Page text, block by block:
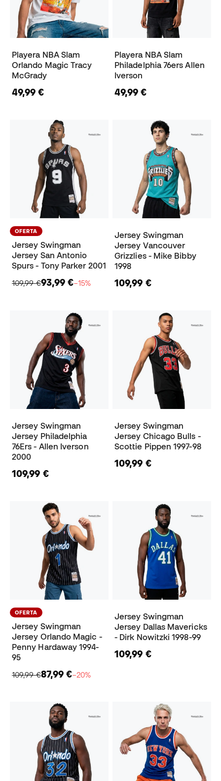
Playera NBA Slam
Orlando Magic Tracy
McGrady
49,99 €
Playera NBA Slam
Philadelphia 76ers Allen
Iverson
49,99 €
OFERTA
Jersey Swingman
Jersey San Antonio
Spurs - Tony Parker 2001
109,99 €93,99 €−15%
Jersey Swingman
Jersey Vancouver
Grizzlies - Mike Bibby
1998
109,99 €
Jersey Swingman
Jersey Philadelphia
76Ers - Allen Iverson
2000
109,99 €
Jersey Swingman
Jersey Chicago Bulls -
Scottie Pippen 1997-98
109,99 €
OFERTA
Jersey Swingman
Jersey Orlando Magic -
Penny Hardaway 1994-
95
109,99 €87,99 €−20%
Jersey Swingman
Jersey Dallas Mavericks
- Dirk Nowitzki 1998-99
109,99 €